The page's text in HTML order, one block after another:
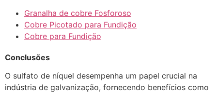
Granalha de cobre Fosforoso
Cobre Picotado para Fundição
Cobre para Fundição
Conclusões
O sulfato de níquel desempenha um papel crucial na
indústria de galvanização, fornecendo benefícios como